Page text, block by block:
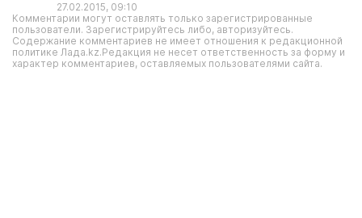
27.02.2015, 09:10
Комментарии могут оставлять только зарегистрированные
пользователи. Зарегистрируйтесь либо, авторизуйтесь.
Содержание комментариев не имеет отношения к редакционной
политике Лада.kz.Редакция не несет ответственность за форму и
характер комментариев, оставляемых пользователями сайта.